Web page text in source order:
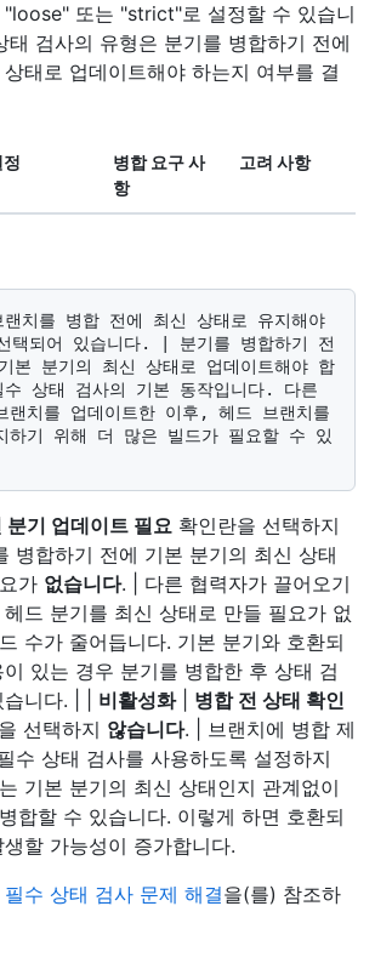
"loose" 또는 "strict"로 설정할 수 있습니
태 검사의 유형은 분기를 병합하기 전에
태로 업데이트해야 하는지 여부를 결
병합 요구 사
항
고려 사항
택되어 있습니다. | 분기를 병합하기 전
분기의 최신 상태로 업데이트해야 합
상태 검사의 기본 동작입니다. 다른
랜치를 업데이트한 이후, 헤드 브랜치를
하기 위해 더 많은 빌드가 필요할 수 있
분기 업데이트 필요 확인란을 선택하지
병합하기 전에 기본 분기의 최신 상태
가 없습니다. | 다른 협력자가 끌어오기
드 분기를 최신 상태로 만들 필요가 없
수가 줄어듭니다. 기본 분기와 호환되
있는 경우 분기를 병합한 후 상태 검
니다. | | 비활성화| 병합 전 상태 확인
선택하지 않습니다. | 브랜치에 병합 제
수 상태 검사를 사용하도록 설정하지
기본 분기의 최신 상태인지 관계없이
합할 수 있습니다. 이렇게 하면 호환되
할 가능성이 증가합니다.
필수 상태 검사 문제 해결을(를) 참조하